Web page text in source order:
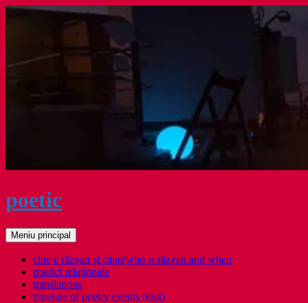
Sari
poetic
Caută
Meniu principal
cine e răzvan și când/who is răzvan and when
poetici relaţionale
translations
timeline of poetry events (eng)